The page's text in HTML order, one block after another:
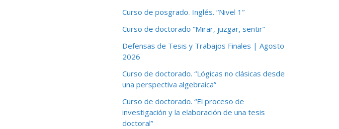
Curso de posgrado. Inglés. “Nivel 1”
Curso de doctorado “Mirar, juzgar, sentir”
Defensas de Tesis y Trabajos Finales | Agosto
2026
Curso de doctorado. “Lógicas no clásicas desde
una perspectiva algebraica”
Curso de doctorado. “El proceso de
investigación y la elaboración de una tesis
doctoral”